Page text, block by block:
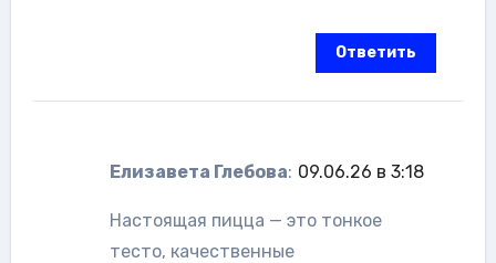
Ответить
Елизавета Глебова: 09.06.26 в 3:18
Настоящая пицца — это тонкое
тесто, качественные